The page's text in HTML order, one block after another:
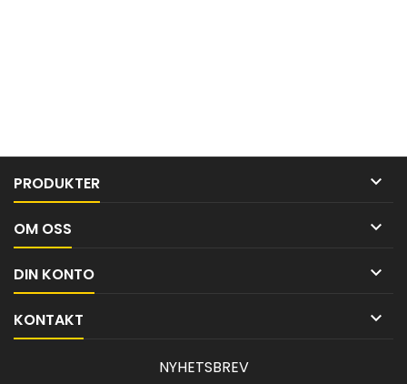
PRODUKTER 
OM OSS 
DIN KONTO 
KONTAKT 
NYHETSBREV